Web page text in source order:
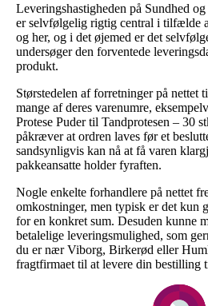
Leveringshastigheden på Sundhed
er selvfølgelig rigtig central i tilfælde
og her, og i det øjemed er det
undersøger den forventede
produkt.
Størstedelen af forretninger på nettet
mange af deres varenumre,
Protese Puder til Tandprotesen – 30
påkræver at ordren laves før et
sandsynligvis kan nå at få varen
pakkeansatte holder fyraften.
Nogle enkelte forhandlere på nettet
omkostninger, men typisk er det kun
for en konkret sum. Desuden kunne
betalelige leveringsmulighed, som
du er nær Viborg, Birkerød eller
fragtfirmaet til at levere din bestilling